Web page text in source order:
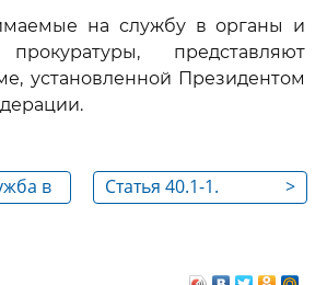
на службу в органы и
представляют
установленной Президентом
в
>
Статья 40.1-1.
представляемые